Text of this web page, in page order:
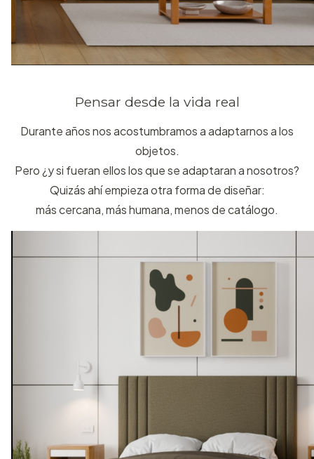
Pensar desde la vida real
Durante años nos acostumbramos a adaptarnos a los
objetos.
Pero ¿y si fueran ellos los que se adaptaran a nosotros?
Quizás ahí empieza otra forma de diseñar:
más cercana, más humana, menos de catálogo.